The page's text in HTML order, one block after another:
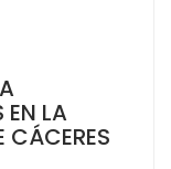
EN LA
CÁCERES